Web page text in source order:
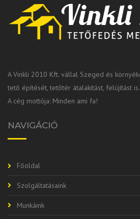
A Vinkli 2010 Kft. vállal Szeged és
tető építését, tetőtér átalakítást, felújítást is.
A cég mottója: Minden ami fa!
NAVIGÁCIÓ
Főoldal
Szolgáltatásaink
Munkáink